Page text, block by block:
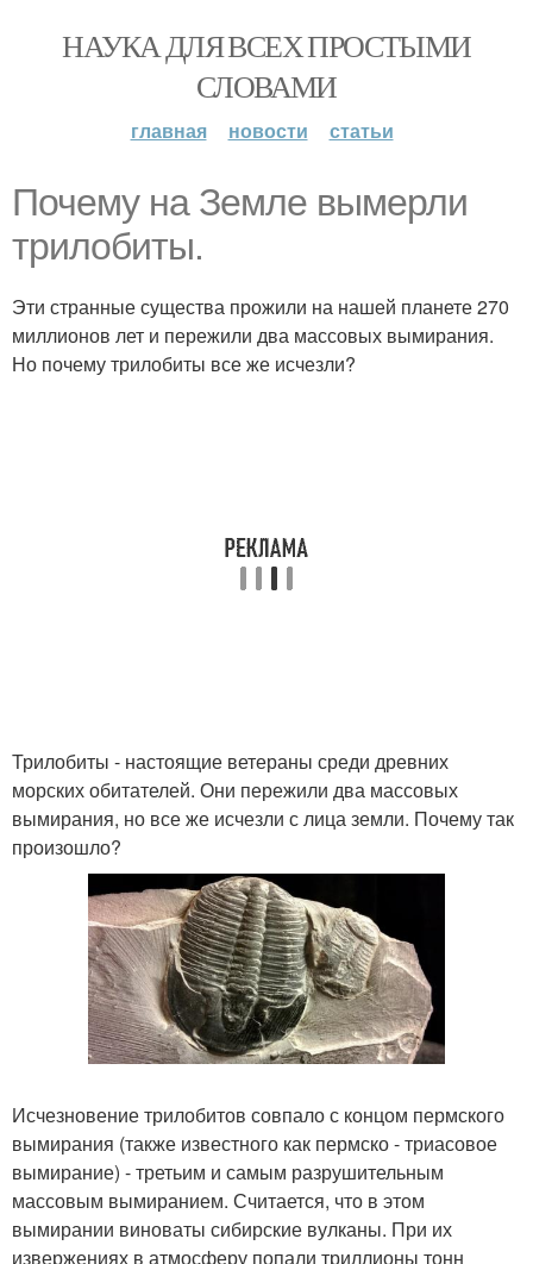
НАУКА ДЛЯ ВСЕХ ПРОСТЫМИ
СЛОВАМИ
главная новости статьи
Почему на Земле вымерли
трилобиты.
Эти странные существа прожили на нашей планете 270
миллионов лет и пережили два массовых вымирания.
Но почему трилобиты все же исчезли?
Трилобиты - настоящие ветераны среди древних
морских обитателей. Они пережили два массовых
вымирания, но все же исчезли с лица земли. Почему так
произошло?
Исчезновение трилобитов совпало с концом пермского
вымирания (также известного как пермско - триасовое
вымирание) - третьим и самым разрушительным
массовым вымиранием. Считается, что в этом
вымирании виноваты сибирские вулканы. При их
извержениях в атмосферу попали триллионы тонн